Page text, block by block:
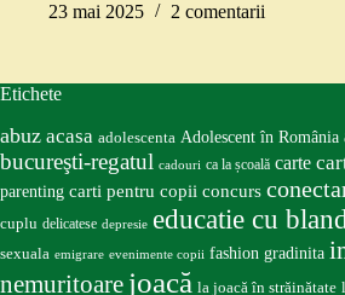
23 mai 2025
2 comentarii
Etichete
abuz acasa adolescenta Adolescent în România
bucureşti-regatul cadouri ca la școală carte
parenting carti pentru copii concurs
cuplu delicatese depresie educatie cu
sexuala emigrare evenimente copii fashion gradinita
nemuritoare joacă la joacă în străinătate